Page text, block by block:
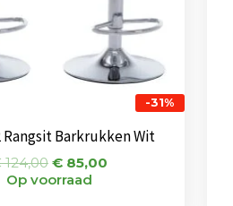
-31%
Rangsit Barkrukken Wit
124,00 €85,00
Op voorraad